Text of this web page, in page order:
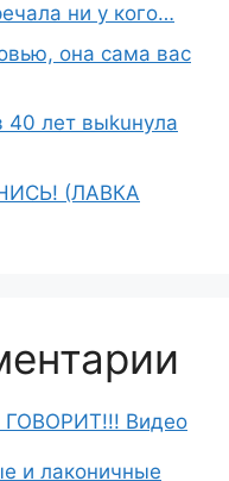
ни у кого…
она сама вас
40 лет выkuнyлa
(ЛАВКА
Видео
и лаконичные